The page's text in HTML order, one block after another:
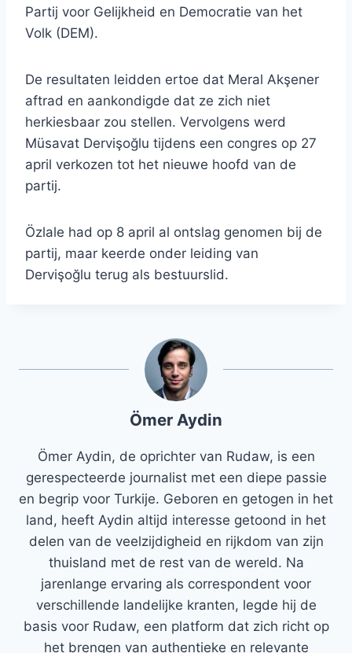
Partij voor Gelijkheid en Democratie van het
Volk (DEM).
De resultaten leidden ertoe dat Meral Akşener
aftrad en aankondigde dat ze zich niet
herkiesbaar zou stellen. Vervolgens werd
Müsavat Dervişoğlu tijdens een congres op 27
april verkozen tot het nieuwe hoofd van de
partij.
Özlale had op 8 april al ontslag genomen bij de
partij, maar keerde onder leiding van
Dervişoğlu terug als bestuurslid.
Ömer Aydin
Ömer Aydin, de oprichter van Rudaw, is een
gerespecteerde journalist met een diepe passie
en begrip voor Turkije. Geboren en getogen in het
land, heeft Aydin altijd interesse getoond in het
delen van de veelzijdigheid en rijkdom van zijn
thuisland met de rest van de wereld. Na
jarenlange ervaring als correspondent voor
verschillende landelijke kranten, legde hij de
basis voor Rudaw, een platform dat zich richt op
het brengen van authentieke en relevante